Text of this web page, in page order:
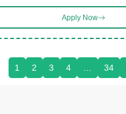
Apply Now
1 2 3 4 34